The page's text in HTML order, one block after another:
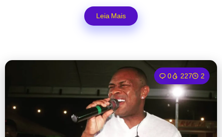
Leia Mais
0 227 2